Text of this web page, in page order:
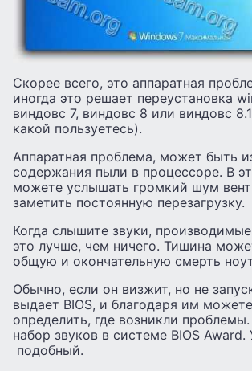
Скорее всего, это аппаратная
иногда это решает переустановка
виндовс 7, виндовс 8 или виндовс
какой пользуетесь).
Аппаратная проблема, может быть
содержания пыли в процессоре. В
можете услышать громкий шум
заметить постоянную перезагрузку.
Когда слышите звуки,
это лучше, чем ничего. Тишина
общую и окончательную смерть
Обычно, если он визжит, но не
выдает BIOS, и благодаря им
определить, где возникли
набор звуков в системе BIOS Award.
подобный.